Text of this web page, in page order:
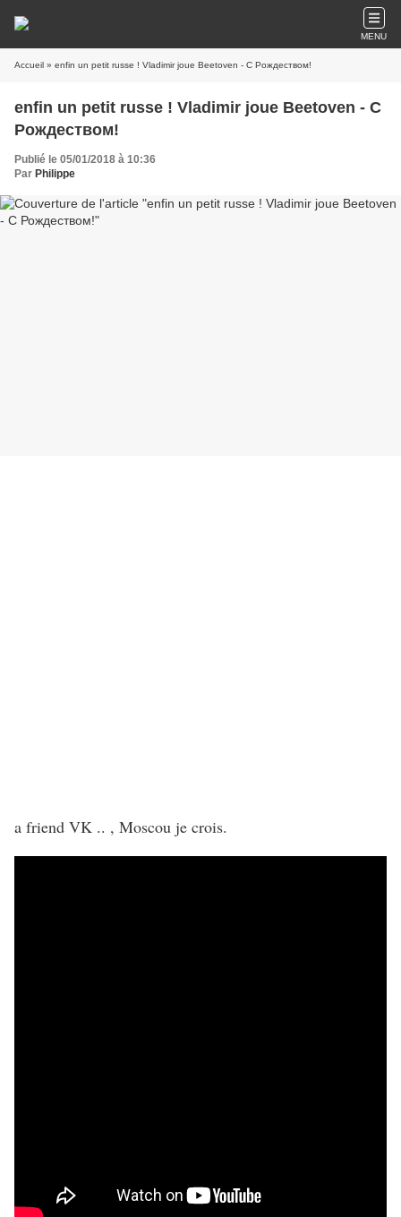
MENU
Accueil » enfin un petit russe ! Vladimir joue Beetoven - С Рождеством!
enfin un petit russe ! Vladimir joue Beetoven - С
Рождеством!
Publié le 05/01/2018 à 10:36
Par Philippe
a friend VK .. , Moscou je crois.